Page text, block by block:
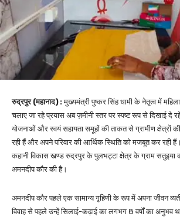
रुद्रपुर (महानाद) :मुख्यमंत्री पुष्कर सिंह धामी के नेतृत्व में
चलाए जा रहे प्रयास अब ज़मीनी स्तर पर स्पष्ट रूप से दिखाई दे
योजनाओं और स्वयं सहायता समूहों की ताकत से ग्रामीण क्षेत्रों
रही हैं और अपने परिवार की आर्थिक स्थिति को मजबूत कर रही
कहानी विकास खण्ड रुद्रपुर के पुलभट्टा क्षेत्र के ग्राम सतुइया
अमनदीप कौर की है।
अमनदीप कौर पहले एक सामान्य गृहिणी के रूप में अपना जीवन
विवाह से पहले उन्हें सिलाई-कढ़ाई का लगभग 8 वर्षों का अनुभव